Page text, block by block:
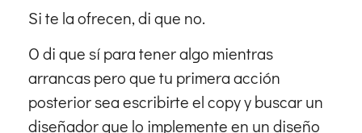
Si te la ofrecen, di que no.
O di que sí para tener algo mientras
arrancas pero que tu primera acción
posterior sea escribirte el copy y buscar un
diseñador que lo implemente en un diseño